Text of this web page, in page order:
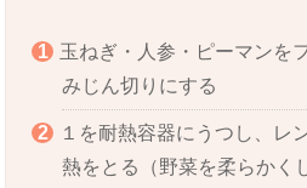
玉ねぎ・人参・ピーマンを
みじん切りにする
１を耐熱容器にうつし、レ
熱をとる（野菜を柔らかく